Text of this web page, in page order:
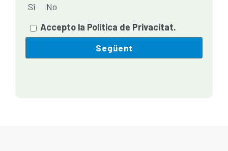
Si
No
Accepto la Política de Privacitat.